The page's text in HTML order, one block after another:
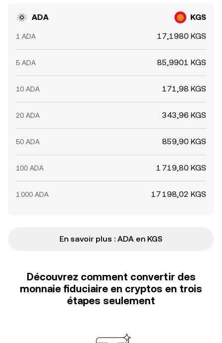
ADA KGS
1 ADA 17,1980 KGS
5 ADA 85,9901 KGS
10 ADA 171,98 KGS
20 ADA 343,96 KGS
50 ADA 859,90 KGS
100 ADA 1 719,80 KGS
1 000 ADA 17 198,02 KGS
En savoir plus : ADA en KGS
Découvrez comment convertir des
monnaie fiduciaire en cryptos en trois
étapes seulement